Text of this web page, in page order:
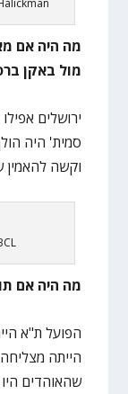
מה היה אם
מול באקן
ירושלים
סמית' היה
וקשה להאמין
מה היה אם
הפועל ת"א
הייתה
שהאוהדים